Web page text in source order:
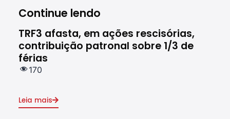
Continue lendo
TRF3 afasta, em ações rescisórias,
contribuição patronal sobre 1/3 de
férias
170
Leia mais